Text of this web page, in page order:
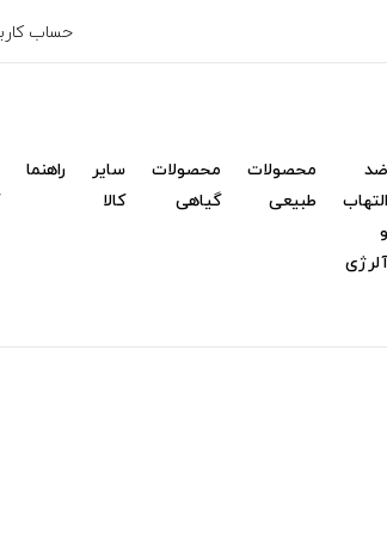
حساب
ضد
التهاب
و
آلرژی
محصولات
طبیعی
محصولات
گیاهی
سایر
کالا
راهنما